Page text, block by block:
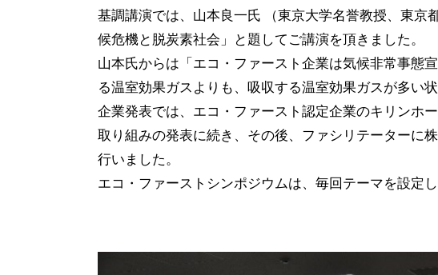
基調講演では、山本良一氏 （東京大学名誉教授、東京
候危機と脱炭素社会」と題してご講演を頂きました。
山本氏からは「エコ・ファースト企業は気候非常事態
る温室効果ガスよりも、吸収する温室効果ガスが多い
企業発表では、エコ・ファースト認定企業のキリンホ
取り組みの発表に続き、その後、ファシリテーターに
行いました。
エコ・ファーストシンポジウムは、毎回テーマを設定